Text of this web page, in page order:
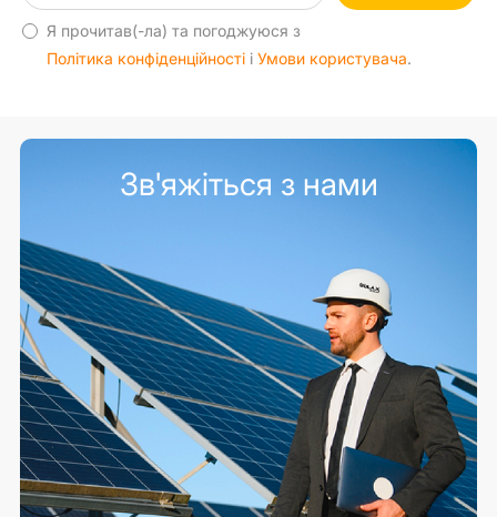
Я прочитав(-ла) та погоджуюся з
Політика конфіденційності і Умови користувача.
Зв'яжіться з нами